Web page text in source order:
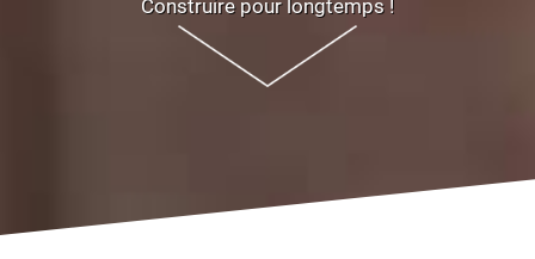
Construire pour longtemps !